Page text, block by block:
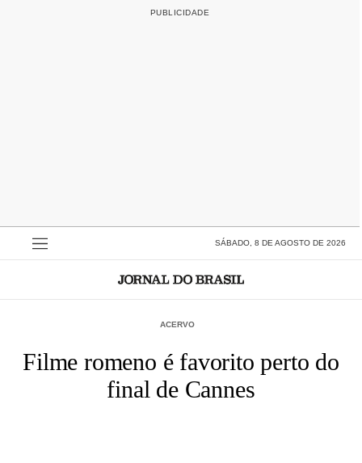
SÁBADO, 8 DE AGOSTO DE 2026
ACERVO
Filme romeno é favorito perto do
final de Cannes